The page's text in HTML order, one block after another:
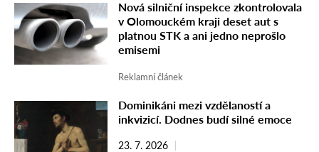
Nová silniční inspekce zkontrolovala
v Olomouckém kraji deset aut s
platnou STK a ani jedno neprošlo
emisemi
Reklamní článek
Dominikáni mezi vzdělaností a
inkvizicí. Dodnes budí silné emoce
23. 7. 2026